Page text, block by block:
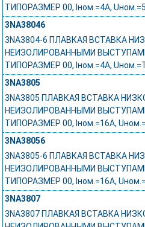
ТИПОРАЗМЕР 00, Iном.=4A,
3NA38046
3NA3804-6 ПЛАВКАЯ ВСТАВКА
НЕИЗОЛИРОВАННЫМИ
ТИПОРАЗМЕР 00, Iном.=4A,
3NA3805
3NA3805 ПЛАВКАЯ ВСТАВКА
НЕИЗОЛИРОВАННЫМИ
ТИПОРАЗМЕР 00, Iном.=16A,
3NA38056
3NA3805-6 ПЛАВКАЯ ВСТАВКА
НЕИЗОЛИРОВАННЫМИ
ТИПОРАЗМЕР 00, Iном.=16A,
3NA3807
3NA3807 ПЛАВКАЯ ВСТАВКА